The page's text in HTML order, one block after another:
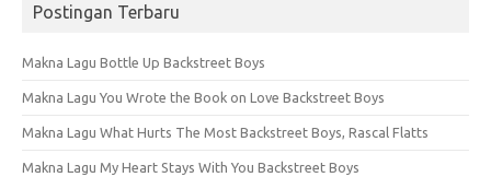
Postingan Terbaru
Makna Lagu Bottle Up Backstreet Boys
Makna Lagu You Wrote the Book on Love Backstreet Boys
Makna Lagu What Hurts The Most Backstreet Boys, Rascal Flatts
Makna Lagu My Heart Stays With You Backstreet Boys